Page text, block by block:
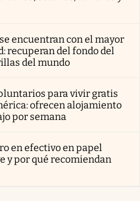
encuentran con el mayor
recuperan del fondo del
del mundo
para vivir gratis
ofrecen alojamiento
por semana
en efectivo en papel
y por qué recomiendan